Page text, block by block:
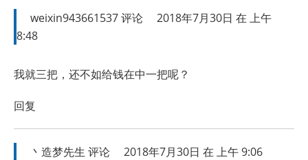
weixin943661537评论
2018年7月30日 在 上午
8:48
我就三把，还不如给钱在中一把呢？
回复
丶造梦先生 评论 2018年7月30日 在 上午 9:06